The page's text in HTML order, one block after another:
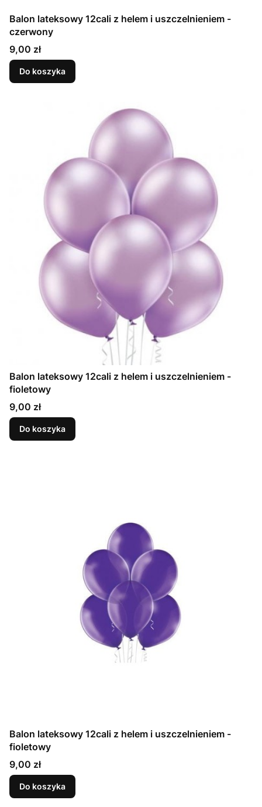
Balon lateksowy 12cali z helem i uszczelnieniem -
czerwony
Cena
9,00 zł
Do koszyka
Balon lateksowy 12cali z helem i uszczelnieniem -
fioletowy
Cena
9,00 zł
Do koszyka
Balon lateksowy 12cali z helem i uszczelnieniem -
fioletowy
Cena
9,00 zł
Do koszyka